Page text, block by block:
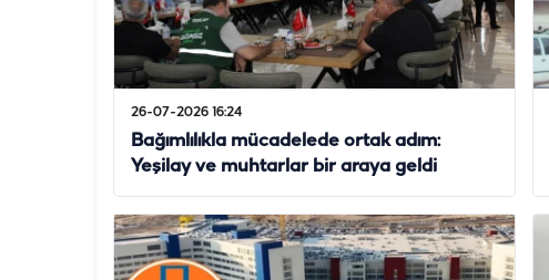
26-07-2026 16:24
Bağımlılıkla mücadelede ortak adım:
Yeşilay ve muhtarlar bir araya geldi